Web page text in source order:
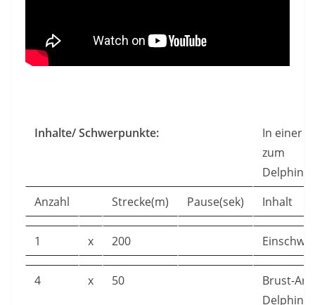
Inhalte/ Schwerpunkte:
In einer
zum
Anzahl
Strecke(m) Pause(sek) Inhalt
1 x 200
4 x 50
Brust-
Delphin-